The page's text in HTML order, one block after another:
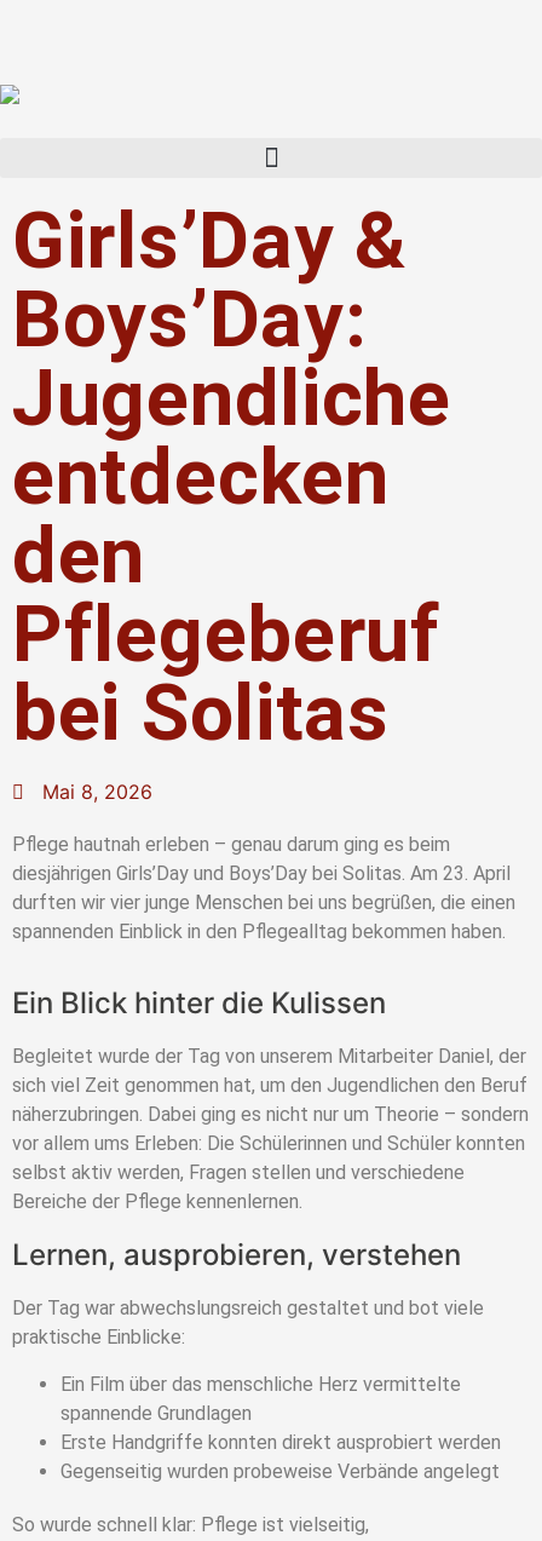
Girls’Day &
Boys’Day:
Jugendliche
entdecken
den
Pflegeberuf
bei Solitas
Mai 8, 2026
Pflege hautnah erleben – genau darum ging es beim
diesjährigen Girls’Day und Boys’Day bei Solitas. Am 23. April
durften wir vier junge Menschen bei uns begrüßen, die einen
spannenden Einblick in den Pflegealltag bekommen haben.
Ein Blick hinter die Kulissen
Begleitet wurde der Tag von unserem Mitarbeiter Daniel, der
sich viel Zeit genommen hat, um den Jugendlichen den Beruf
näherzubringen. Dabei ging es nicht nur um Theorie – sondern
vor allem ums Erleben: Die Schülerinnen und Schüler konnten
selbst aktiv werden, Fragen stellen und verschiedene
Bereiche der Pflege kennenlernen.
Lernen, ausprobieren, verstehen
Der Tag war abwechslungsreich gestaltet und bot viele
praktische Einblicke:
Ein Film über das menschliche Herz vermittelte
spannende Grundlagen
Erste Handgriffe konnten direkt ausprobiert werden
Gegenseitig wurden probeweise Verbände angelegt
So wurde schnell klar: Pflege ist vielseitig,